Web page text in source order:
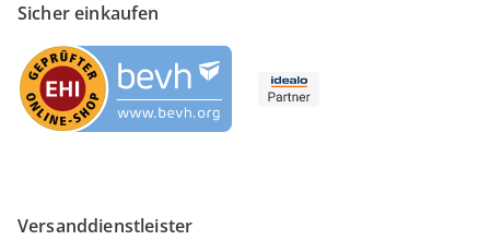
Sicher einkaufen
Versanddienstleister